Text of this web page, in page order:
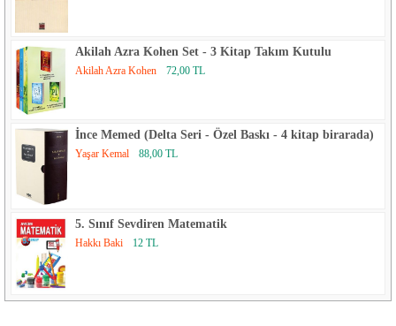
Akilah Azra Kohen Set - 3 Kitap Takım Kutulu
Akilah Azra Kohen 72,00 TL
İnce Memed (Delta Seri - Özel Baskı - 4 kitap birarada)
Yaşar Kemal 88,00 TL
5. Sınıf Sevdiren Matematik
Hakkı Baki 12 TL